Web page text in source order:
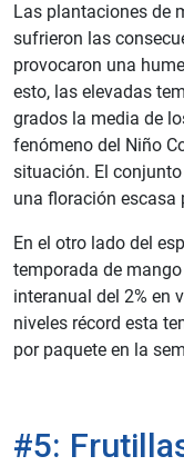
Las plantaciones de
sufrieron las
provocaron una
esto, las elevadas
grados la media de
fenómeno del Niño
situación. El
una floración escasa
En el otro lado del
temporada de
interanual del 2% en
niveles récord esta
por paquete en la
#5: